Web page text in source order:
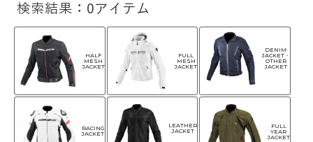
検索結果：0アイテム
HALF
MESH
JACKET
FULL
MESH
JACKET
DENIM
JACKET・
OTHER
JACKET
RACING
JACKET
LEATHER
JACKET
FULL
YEAR
JACKET